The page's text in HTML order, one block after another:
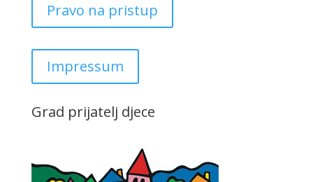
Pravo na pristup
Impressum
Grad prijatelj djece